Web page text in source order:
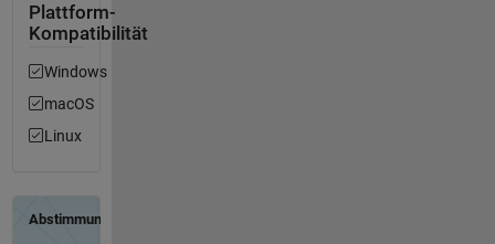
Plattform-
Kompatibilität
Windows
macOS
Linux